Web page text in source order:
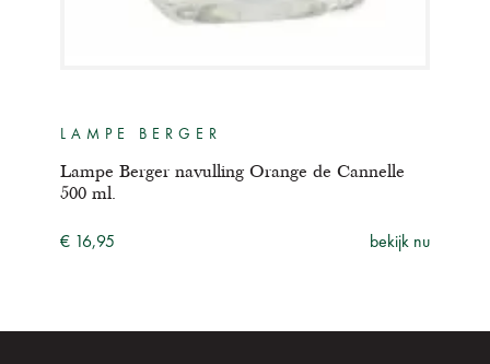
LAMPE BERGER
Lampe Berger navulling Orange de Cannelle
500 ml.
€ 16,95 bekijk nu